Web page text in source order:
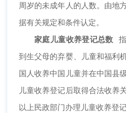
周岁的未成年人的人数。由地
据有关规定和条件认定。
家庭儿童收养登记总数
到生父母的弃婴、儿童和福利
国人收养中国儿童并在中国县
儿童收养登记后取得合法收养
以上民政部门办理儿童收养登